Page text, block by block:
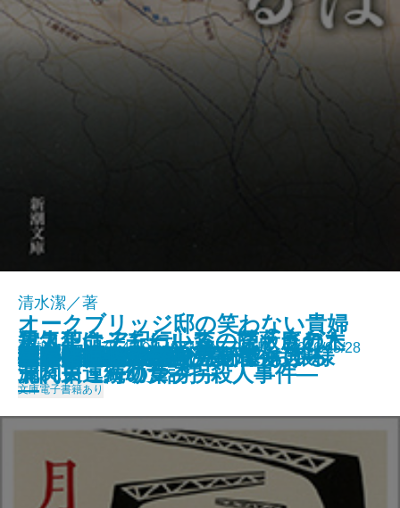
陰陽師 阿部雨堂
南冥の雫―満州国演義八―
電気革命―モールス、ファラデ
ー、チューリング―
秘密の花園
砕け散るところを見せてあげる
オークブリッジ邸の笑わない貴婦
人2―後輩メイドと窓下のお嬢様
―
御手洗潔の追憶
殺したい蕎麦屋
ランクA病院の愉悦
殺人犯はそこにいる―隠蔽された
北関東連続幼女誘拐殺人事件―
清水潔／著
新潮文庫 978-4-10-149222-3 935円 2016/05/28
文庫電子書籍あり
月日の残像
遠野物語
ほろびぬ姫
エストニア紀行―森の苔・庭の木
漏れ日・海の葦―
おとこのるつぼ
雷の波濤―満州国演義七―
呪われた腕―ハーディ傑作選―
殺人者たちの午後
素晴らしいアメリカ野球
生存賭博